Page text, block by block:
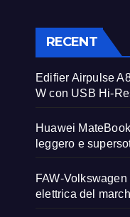
RECENT
Edifier Airpulse
W con USB Hi-
Huawei
leggero e
FAW-
elettrica del